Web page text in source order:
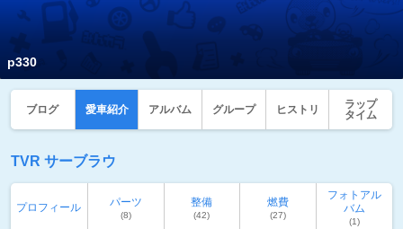
p330
ブログ 愛車紹介 アルバム グループ ヒストリ
ラップ
タイム
TVR サーブラウ
プロフィール パーツ
(8)
整備
(42)
燃費
(27)
フォトアル
バム
(1)